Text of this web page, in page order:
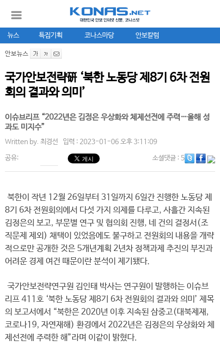
뉴스 특집기획 코나스마당 안보칼럼
안보뉴스
국가안보전략硏 ‘북한 노동당 제8기 6차 전원
회의 결과와 의미’
이슈브리프 “2022년은 김정은 우상화와 체제선전에 주력…올해 성
과도 미지수”
Written by. 최경선 입력 : 2023-01-06 오후 3:11:09
공유: 소셜댓글: 5
북한이 작년 12월 26일부터 31일까지 6일간 진행한 노동당 제
8기 6차 전원회의에서 다섯 가지 의제를 다루고, 사흘간 지속된
김정은의 보고, 부문별 연구 및 협의회 진행, 네 건의 결정서(조
직문제 제외) 채택이 있었음에도 불구하고 전원회의 내용을 개략
적으로만 공개한 것은 5개년계획 2년차 정책과제 추진의 부진과
어려운 경제 여건 때문이란 분석이 제기됐다.
국가안보전략연구원 김인태 박사는 연구원이 발행하는 이슈브
리프 411호 ‘북한 노동당 제8기 6차 전원회의 결과와 의미’ 제목
의 보고서에서 “북한은 2020년 이후 지속된 삼중고(대북제재,
코로나19, 자연재해) 환경에서 2022년은 김정은의 우상화와 체
제선전에 주력한 해”라며 이같이 밝혔다.